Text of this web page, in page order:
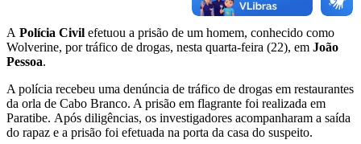
A Polícia Civil efetuou a prisão de um homem, conhecido como
Wolverine, por tráfico de drogas, nesta quarta-feira (22), em João
Pessoa.
A polícia recebeu uma denúncia de tráfico de drogas em restaurantes
da orla de Cabo Branco. A prisão em flagrante foi realizada em
Paratibe. Após diligências, os investigadores acompanharam a saída
do rapaz e a prisão foi efetuada na porta da casa do suspeito.